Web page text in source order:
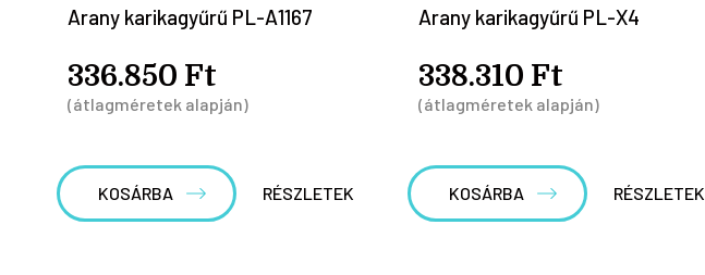
Arany karikagyűrű PL-A1167
336.850 Ft
(átlagméretek alapján)
KOSÁRBA RÉSZLETEK
Arany karikagyűrű PL-X4
338.310 Ft
(átlagméretek alapján)
KOSÁRBA RÉSZLETEK